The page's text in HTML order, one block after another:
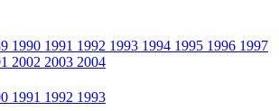
1990 1991 1992 1993 1994 1995 1996 1997
2002 2003 2004
1991 1992 1993